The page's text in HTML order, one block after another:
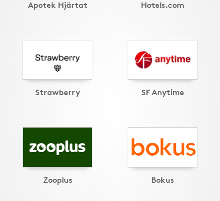
Apotek Hjärtat Hotels.com
Strawberry SF Anytime
Zooplus Bokus